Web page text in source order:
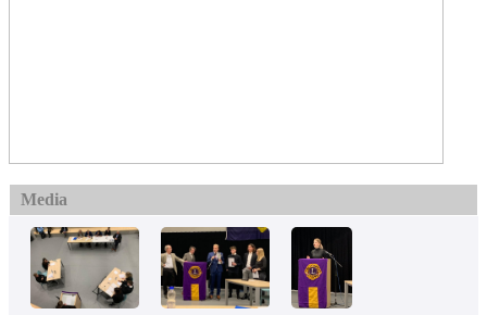
Media